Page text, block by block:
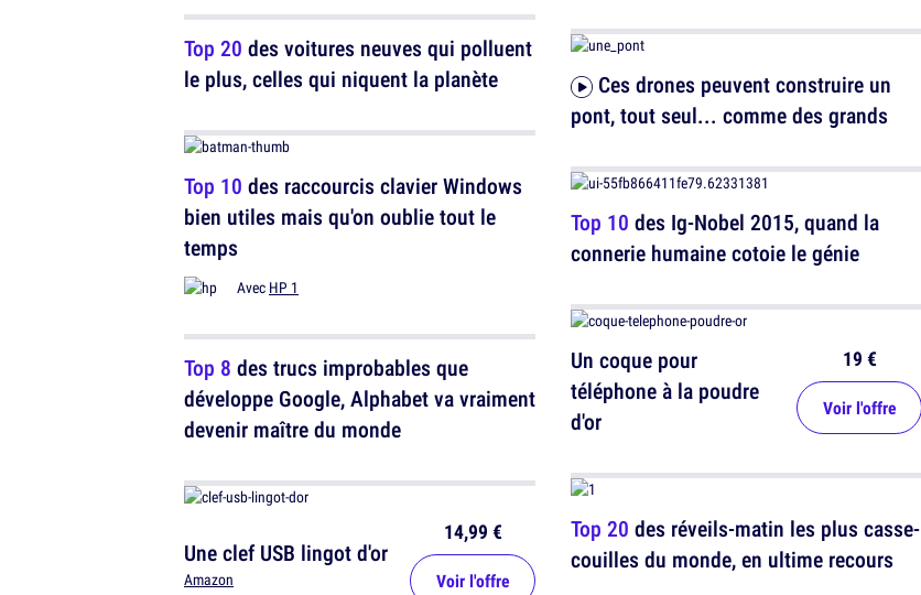
Top 20 des voitures neuves qui polluent
le plus, celles qui niquent la planète
Top 10 des raccourcis clavier Windows
bien utiles mais qu'on oublie tout le
temps
Avec HP 1
Top 8 des trucs improbables que
développe Google, Alphabet va vraiment
devenir maître du monde
Une clef USB lingot d'or
Amazon
14,99 €
Voir l'offre
pont, tout seul... comme des grands
Top 10 des Ig-Nobel 2015, quand la
connerie humaine cotoie le génie
Un coque pour
téléphone à la poudre
d'or
19 €
Voir l'offre
Top 20 des réveils-matin les plus casse-
couilles du monde, en ultime recours